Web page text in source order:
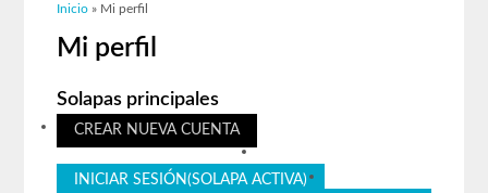
Inicio » Mi perfil
Mi perfil
Solapas principales
CREAR NUEVA CUENTA
INICIAR SESIÓN(SOLAPA ACTIVA)